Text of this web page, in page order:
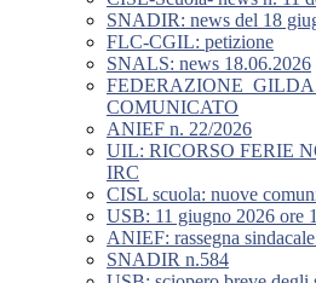
SNADIR: news del 18
FLC-CGIL: petizione
SNALS: news 18.06.2026
COMUNICATO
ANIEF n. 22/2026
UIL: RICORSO FERIE
IRC
CISL scuola: nuove
USB: 11 giugno 2026 ore
ANIEF: rassegna
SNADIR n.584